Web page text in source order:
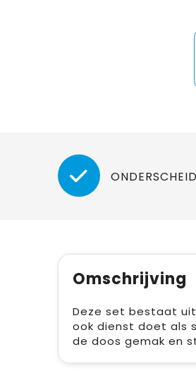
Omschrijving
Deze set bestaat
ook dienst doet als
de doos gemak en